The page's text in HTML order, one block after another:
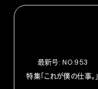
最新号: NO.953
特集「これが僕の仕事。」